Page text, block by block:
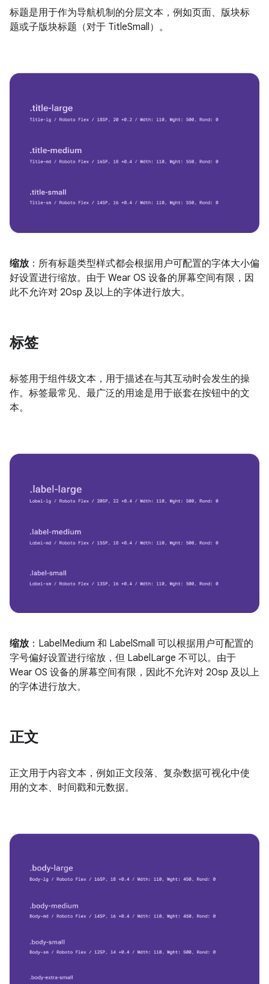
标题是用于作为导航机制的分层文本，例如页面、版块标
题或子版块标题（对于 TitleSmall）。
缩放 ：所有标题类型样式都会根据用户可配置的字体大小偏
好设置进行缩放。由于 Wear OS 设备的屏幕空间有限，因
此不允许对 20sp 及以上的字体进行放大。
标签
标签用于组件级文本，用于描述在与其互动时会发生的操
作。标签最常见、最广泛的用途是用于嵌套在按钮中的文
本。
缩放：LabelMedium 和 LabelSmall 可以根据用户可配置的
字号偏好设置进行缩放，但 LabelLarge 不可以。由于
Wear OS 设备的屏幕空间有限，因此不允许对 20sp 及以上
的字体进行放大。
正文
正文用于内容文本，例如正文段落、复杂数据可视化中使
用的文本、时间戳和元数据。